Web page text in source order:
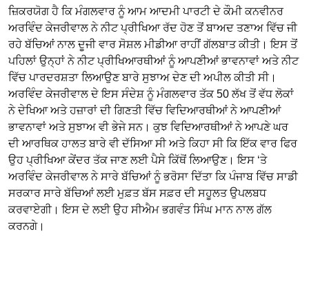
ਜ਼ਿਕਰਯੋਗ ਹੈ ਕਿ ਮੰਗਲਵਾਰ ਨੂੰ ਆਮ ਆਦਮੀ ਪਾਰਟੀ ਦੇ ਕੌਮੀ ਕਨਵੀਨਰ
ਅਰਵਿੰਦ ਕੇਜਰੀਵਾਲ ਨੇ ਨੀਟ ਪ੍ਰੀਖਿਆ ਰੱਦ ਹੋਣ ਤੋਂ ਬਾਅਦ ਤਣਾਅ ਵਿੱਚ ਜੀ
ਰਹੇ ਬੱਚਿਆਂ ਨਾਲ ਦੂਜੀ ਵਾਰ ਸੋਸ਼ਲ ਮੀਡੀਆ ਰਾਹੀਂ ਗੱਲਬਾਤ ਕੀਤੀ। ਇਸ ਤੋਂ
ਪਹਿਲਾਂ ਉਨ੍ਹਾਂ ਨੇ ਨੀਟ ਪ੍ਰੀਖਿਆਰਥੀਆਂ ਨੂੰ ਆਪਣੀਆਂ ਭਾਵਨਾਵਾਂ ਅਤੇ ਨੀਟ
ਵਿੱਚ ਪਾਰਦਰਸ਼ਤਾ ਲਿਆਉਣ ਬਾਰੇ ਸੁਝਾਅ ਦੇਣ ਦੀ ਅਪੀਲ ਕੀਤੀ ਸੀ।
ਅਰਵਿੰਦ ਕੇਜਰੀਵਾਲ ਦੇ ਇਸ ਸੰਦੇਸ਼ ਨੂੰ ਮੰਗਲਵਾਰ ਤੱਕ 50 ਲੱਖ ਤੋਂ ਵੱਧ ਲੋਕਾਂ
ਨੇ ਦੇਖਿਆ ਅਤੇ ਹਜ਼ਾਰਾਂ ਦੀ ਗਿਣਤੀ ਵਿੱਚ ਵਿਦਿਆਰਥੀਆਂ ਨੇ ਆਪਣੀਆਂ
ਭਾਵਨਾਵਾਂ ਅਤੇ ਸੁਝਾਅ ਵੀ ਭੇਜੇ ਸਨ। ਕੁਝ ਵਿਦਿਆਰਥੀਆਂ ਨੇ ਆਪਣੇ ਘਰ
ਦੀ ਆਰਥਿਕ ਹਾਲਤ ਬਾਰੇ ਵੀ ਦੱਸਿਆ ਸੀ ਅਤੇ ਕਿਹਾ ਸੀ ਕਿ ਇੱਕ ਵਾਰ ਫਿਰ
ਉਹ ਪ੍ਰੀਖਿਆ ਕੇਂਦਰ ਤੱਕ ਜਾਣ ਲਈ ਪੈਸੇ ਕਿੱਥੋਂ ਲਿਆਉਣ। ਇਸ ‘ਤੇ
ਅਰਵਿੰਦ ਕੇਜਰੀਵਾਲ ਨੇ ਸਾਰੇ ਬੱਚਿਆਂ ਨੂੰ ਭਰੋਸਾ ਦਿੱਤਾ ਕਿ ਪੰਜਾਬ ਵਿੱਚ ਸਾਡੀ
ਸਰਕਾਰ ਸਾਰੇ ਬੱਚਿਆਂ ਲਈ ਮੁਫ਼ਤ ਬੱਸ ਸਫ਼ਰ ਦੀ ਸਹੂਲਤ ਉਪਲਬਧ
ਕਰਵਾਏਗੀ। ਇਸ ਦੇ ਲਈ ਉਹ ਸੀਐਮ ਭਗਵੰਤ ਸਿੰਘ ਮਾਨ ਨਾਲ ਗੱਲ
ਕਰਨਗੇ।